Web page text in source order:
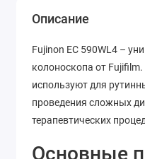
Описание
Fujinon EC 590WL4 –
колоноскопа от
используют для
проведения сложных
терапевтических
Основные